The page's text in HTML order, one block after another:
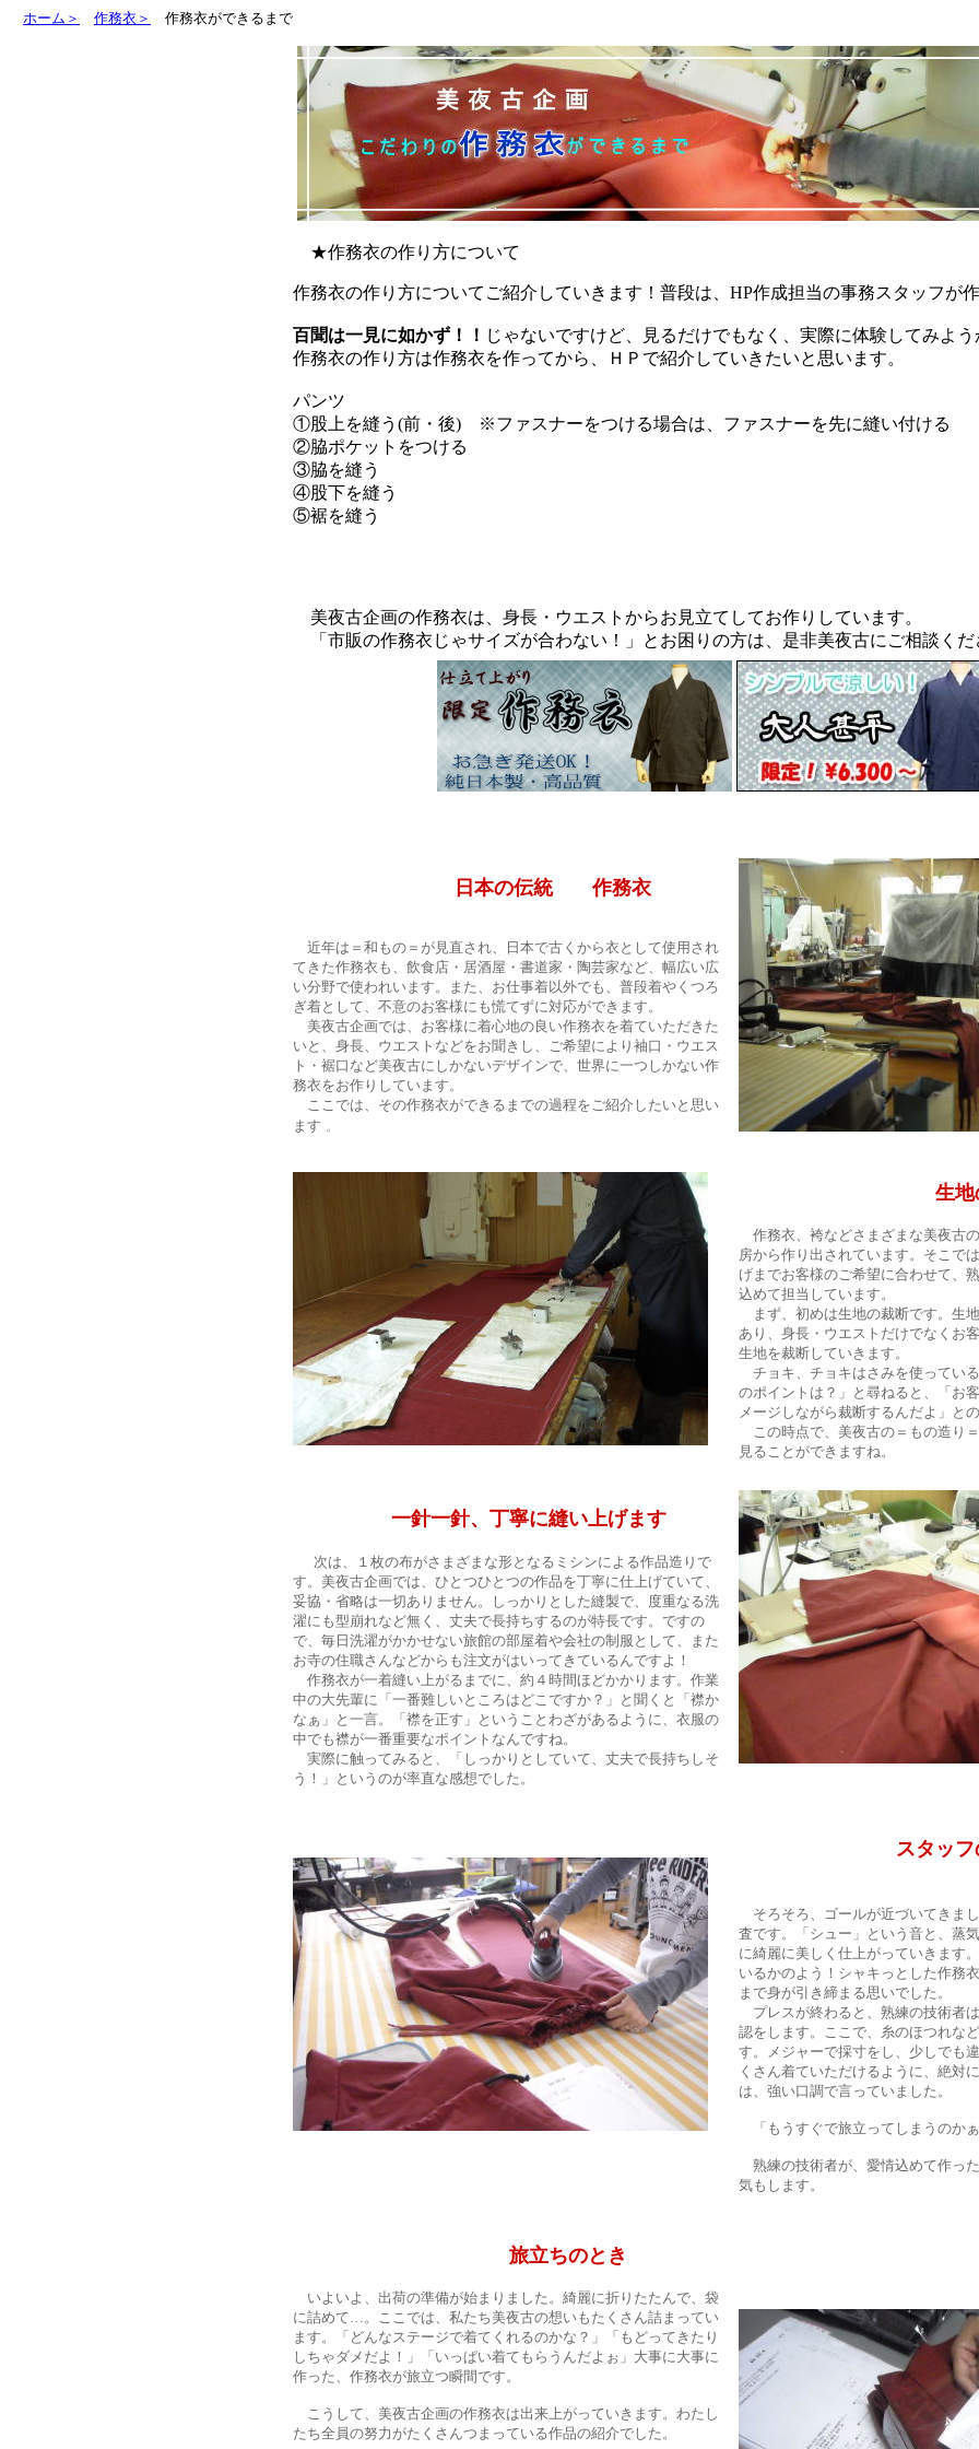
ホーム＞ 作務衣＞ 作務衣ができるまで
★作務衣の作り方について
作務衣の作り方についてご紹介していきます！普段は、HP作成担当の事務スタッフが
百聞は一見に如かず！！ じゃないですけど、見るだけでもなく、実際に体験してみよ
作務衣の作り方は作務衣を作ってから、ＨＰで紹介していきたいと思います。
パンツ
①股上を縫う(前・後) ※ファスナーをつける場合は、ファスナーを先に縫い付ける
②脇ポケットをつける
③脇を縫う
④股下を縫う
⑤裾を縫う
美夜古企画の作務衣は、身長・ウエストからお見立てしてお作りしています。
「市販の作務衣じゃサイズが合わない！」とお困りの方は、是非美夜古にご相談くだ
日本の伝統 作務衣
近年は＝和もの＝が見直され、日本で古くから衣として使用され
てきた作務衣も、飲食店・居酒屋・書道家・陶芸家など、幅広い広
い分野で使われいます。また、お仕事着以外でも、普段着やくつろ
ぎ着として、不意のお客様にも慌てずに対応ができます。
美夜古企画では、お客様に着心地の良い作務衣を着ていただきた
いと、身長、ウエストなどをお聞きし、ご希望により袖口・ウエス
ト・裾口など美夜古にしかないデザインで、世界に一つしかない作
務衣をお作りしています。
ここでは、その作務衣ができるまでの過程をご紹介したいと思い
ます 。
生地の
作務衣、袴などさまざまな美夜古
房から作り出されています。そこで
げまでお客様のご希望に合わせて、
込めて担当しています。
まず、初めは生地の裁断です。生
あり、身長・ウエストだけでなくお
生地を裁断していきます。
チョキ、チョキはさみを使ってい
のポイントは？」と尋ねると、「お
メージしながら裁断するんだよ」と
この時点で、美夜古の＝もの造り
見ることができますね。
一針一針、丁寧に縫い上げます
次は、１枚の布がさまざまな形となるミシンによる作品造りで
す。美夜古企画では、ひとつひとつの作品を丁寧に仕上げていて、
妥協・省略は一切ありません。しっかりとした縫製で、度重なる洗
濯にも型崩れなど無く、丈夫で長持ちするのが特長です。ですの
で、毎日洗濯がかかせない旅館の部屋着や会社の制服として、また
お寺の住職さんなどからも注文がはいってきているんですよ！
作務衣が一着縫い上がるまでに、約４時間ほどかかります。作業
中の大先輩に「一番難しいところはどこですか？」と聞くと「襟か
なぁ」と一言。「襟を正す」ということわざがあるように、衣服の
中でも襟が一番重要なポイントなんですね。
実際に触ってみると、「しっかりとしていて、丈夫で長持ちしそ
う！」というのが率直な感想でした。
スタッフの真
そろそろ、ゴールが近づいてきま
査です。「シュー」という音と、蒸
に綺麗に美しく仕上がっていきます
いるかのよう！シャキっとした作務
まで身が引き締まる思いでした。
プレスが終わると、熟練の技術者
認をします。ここで、糸のほつれな
す。メジャーで採寸をし、少しでも
くさん着ていただけるように、絶対
は、強い口調で言っていました。
「もうすぐで旅立ってしまうのか
熟練の技術者が、愛情込めて作っ
気もします。
旅立ちのとき
いよいよ、出荷の準備が始まりました。綺麗に折りたたんで、袋
に詰めて…。ここでは、私たち美夜古の想いもたくさん詰まってい
ます。「どんなステージで着てくれるのかな？」「もどってきたり
しちゃダメだよ！」「いっぱい着てもらうんだよぉ」大事に大事に
作った、作務衣が旅立つ瞬間です。
こうして、美夜古企画の作務衣は出来上がっていきます。わたし
たち全員の努力がたくさんつまっている作品の紹介でした。